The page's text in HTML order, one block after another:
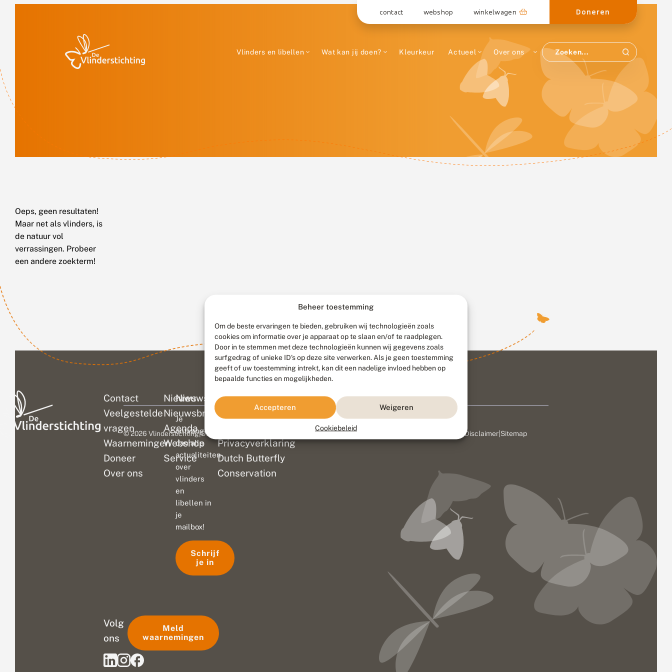
Beheer toestemming
Om de beste ervaringen te bieden, gebruiken wij technologieën zoals
cookies om informatie over je apparaat op te slaan en/of te raadplegen.
Door in te stemmen met deze technologieën kunnen wij gegevens zoals
surfgedrag of unieke ID's op deze site verwerken. Als je geen toestemming
geeft of uw toestemming intrekt, kan dit een nadelige invloed hebben op
bepaalde functies en mogelijkheden.
Accepteren Weigeren
Cookiebeleid
contact webshop winkelwagen Doneren
Vlinders en libellen Wat kan jij doen? Kleurkeur Actueel Over ons
Oeps, geen resultaten!
Maar net als vlinders, is
de natuur vol
verrassingen. Probeer
een andere zoekterm!
Contact
Veelgestelde
vragen
Waarnemingen
Doneer
Over ons
Nieuws
Nieuwsbrief
Agenda
Webshop
Service
Colofon
Disclaimer
Privacyverklaring
Dutch Butterfly
Conservation
Nieuwsbrief
Je
ontvangt
dan alle
actualiteiten
over
vlinders
en
libellen in
je
mailbox!
Schrijf
je in
Volg
ons
Meld
waarnemingen
© 2026 Vlinderstichting|Duurzaam ontwikkeld door Go2People, ontworpen door Disclaimer Sitemap